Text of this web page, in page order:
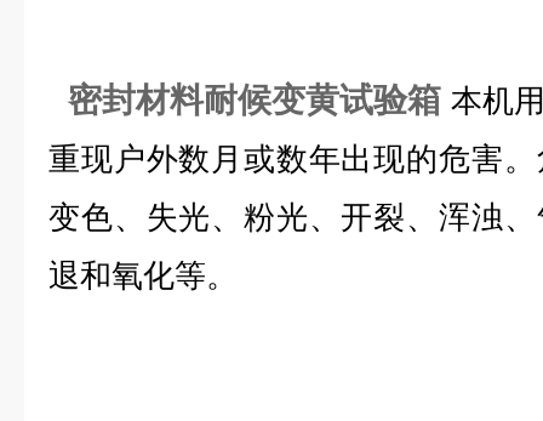
密封材料耐候变黄试验箱 本机
重现户外数月或数年出现的危害
变色、失光、粉光、开裂、浑浊
退和氧化等。